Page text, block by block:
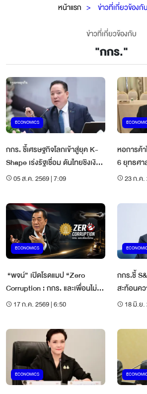
หน้าแรก ข่าวที่เกี่ยวข้อง
ข่าวที่เกี่ยวข้องกับ
"กกร."
ECONOMICS
กกร. ชี้เศรษฐกิจโลกเข้าสู่ยุค K-
Shape เร่งรัฐเชื่อม ดันไทยชิงเงิน
ลงทุนใหม่
05 ส.ค. 2569 | 7:09
หอการค้
6 ยุทธศ
23 ก.ค.
ECONOMICS
“พจน์” เปิดโรดแมป “Zero
Corruption : กกร. และเพื่อนไม่
ทน” เดินหน้า 6 ยุทธศาสตร์ลด
17 ก.ค. 2569 | 6:50
กกร.ชี้
สะท้อนค
เศรษฐกิจ
18 มิ.ย.
ECONOMICS